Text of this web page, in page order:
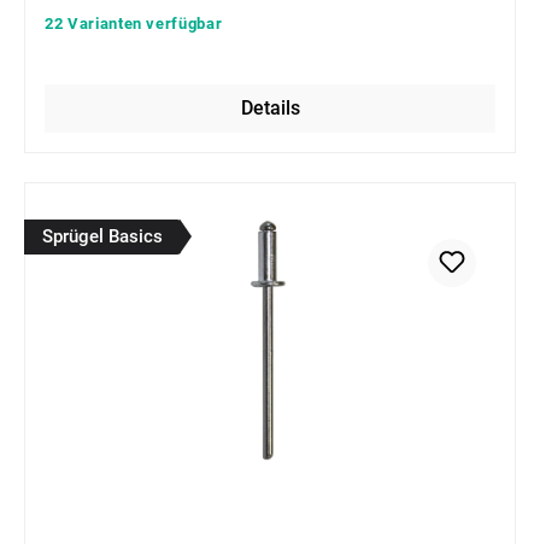
22 Varianten verfügbar
Details
Sprügel Basics